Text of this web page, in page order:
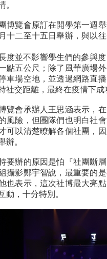
。
博覽會原訂在開學第一週
十二至十五日舉辦，與以
度並不影響學生們的參與
點五公尺；除了風華廣場
車場空地，並透過網路直
社交距離，最終在疫情下成
覽會承辦人王思涵表示，
風險，但團隊們也明白社
可以清楚暸解各個社團，
辦。
要辦的原因是怕『社團斷
攝影鄭宇智說，最重要的
也表示，這次社博最大亮
動，十分特別。